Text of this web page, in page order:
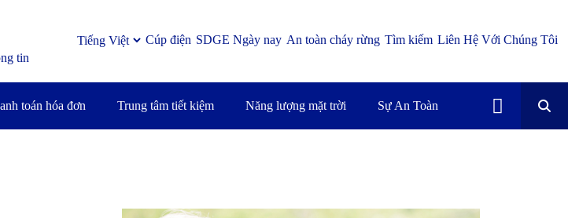
tin
Cúp điện SDGE Ngày nay An toàn cháy rừng Tìm kiếm Liên Hệ Với Chúng Tôi
toán hóa đơn Trung tâm tiết kiệm Năng lượng mặt trời Sự An Toàn